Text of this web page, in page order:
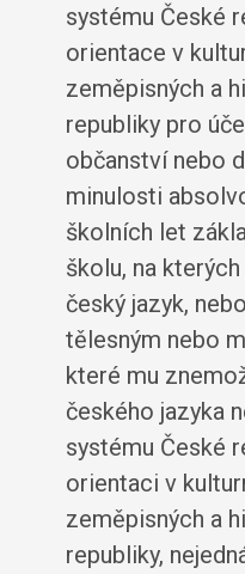
systému České
orientace v
zeměpisných a
republiky pro
občanství nebo
minulosti
školních let
školu, na
český jazyk,
tělesným nebo
které mu
českého jazyka
systému České
orientaci v
zeměpisných a
republiky,